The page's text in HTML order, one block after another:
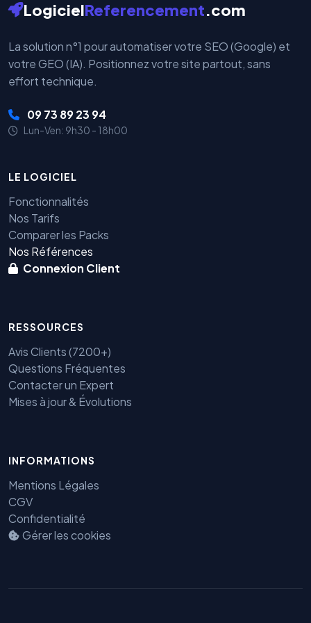
LogicielReferencement.com
La solution n°1 pour automatiser votre SEO (Google) et
votre GEO (IA). Positionnez votre site partout, sans
effort technique.
09 73 89 23 94
Lun-Ven: 9h30 - 18h00
LE LOGICIEL
Fonctionnalités
Nos Tarifs
Comparer les Packs
Nos Références
Connexion Client
RESSOURCES
Avis Clients (7200+)
Questions Fréquentes
Contacter un Expert
Mises à jour & Évolutions
INFORMATIONS
Mentions Légales
CGV
Confidentialité
Gérer les cookies